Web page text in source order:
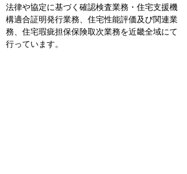
法律や協定に基づく確認検査業務・住宅支援機
構適合証明発行業務、住宅性能評価及び関連業
務、住宅瑕疵担保保険取次業務を近畿全域にて
行っています。